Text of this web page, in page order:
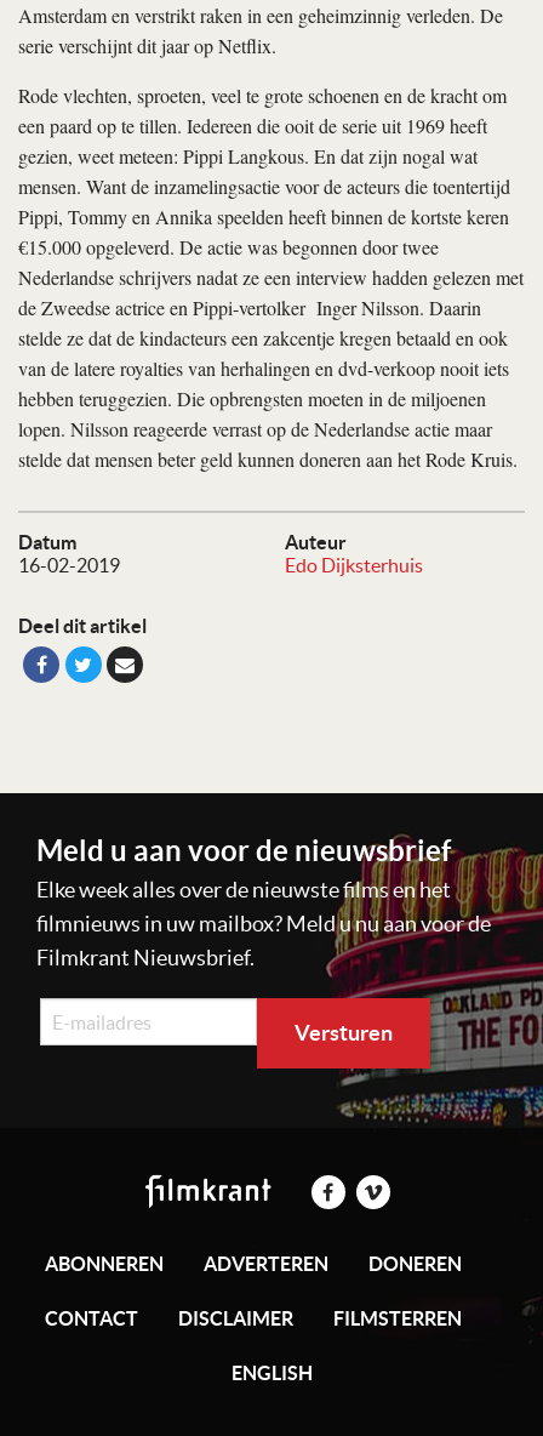
Datum
16-02-2019
Auteur
Edo Dijksterhuis
Deel dit artikel
Amsterdam en verstrikt raken in een geheimzinnig verleden. De
serie verschijnt dit jaar op Netflix.
Rode vlechten, sproeten, veel te grote schoenen en de kracht om
een paard op te tillen. Iedereen die ooit de serie uit 1969 heeft
gezien, weet meteen: Pippi Langkous. En dat zijn nogal wat
mensen. Want de inzamelingsactie voor de acteurs die toentertijd
Pippi, Tommy en Annika speelden heeft binnen de kortste keren
€15.000 opgeleverd. De actie was begonnen door twee
Nederlandse schrijvers nadat ze een interview hadden gelezen met
de Zweedse actrice en Pippi-vertolker Inger Nilsson. Daarin
stelde ze dat de kindacteurs een zakcentje kregen betaald en ook
van de latere royalties van herhalingen en dvd-verkoop nooit iets
hebben teruggezien. Die opbrengsten moeten in de miljoenen
lopen. Nilsson reageerde verrast op de Nederlandse actie maar
stelde dat mensen beter geld kunnen doneren aan het Rode Kruis.
Meld u aan voor de nieuwsbrief
Elke week alles over de nieuwste films en het
filmnieuws in uw mailbox? Meld u nu aan voor de
Filmkrant Nieuwsbrief.
ABONNEREN ADVERTEREN DONEREN
CONTACT DISCLAIMER FILMSTERREN
ENGLISH